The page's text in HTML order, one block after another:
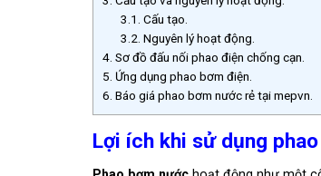
3.1. Cấu tạo.
3.2. Nguyên lý hoạt động.
4. Sơ đồ đấu nối phao điện chống cạn.
5. Ứng dụng phao bơm điện.
6. Báo giá phao bơm nước rẻ tại mepvn.
Lợi ích khi sử dụng